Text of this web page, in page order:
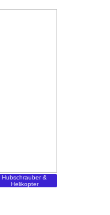
Hubschrauber &
Helikopter